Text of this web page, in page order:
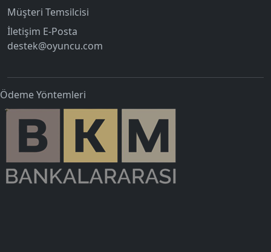
Müşteri Temsilcisi
İletişim E-Posta
destek@oyuncu.com
Ödeme Yöntemleri